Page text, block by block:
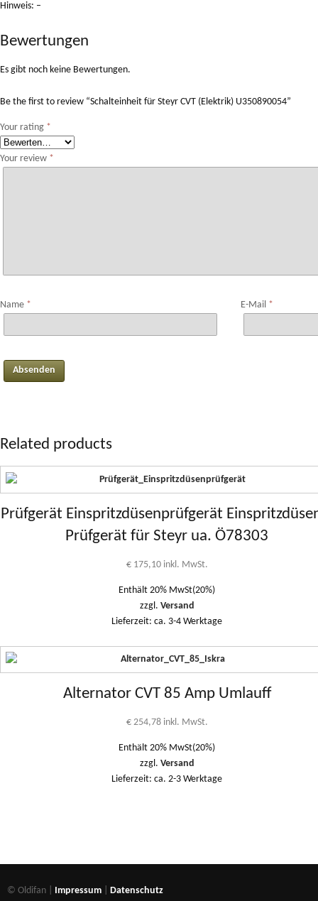
Hinweis: –
Bewertungen
Es gibt noch keine Bewertungen.
Be the first to review “Schalteinheit für Steyr CVT (Elektrik) U350890054”
Your rating *
Your review *
Name * E-Mail *
Related products
Prüfgerät Einspritzdüsenprüfgerät
Prüfgerät für Steyr ua. Ö78303
€175,10 inkl. MwSt.
Enthält 20% MwSt(20%)
zzgl. Versand
Lieferzeit: ca. 3-4 Werktage
Alternator CVT 85 Amp Umlauff
€254,78 inkl. MwSt.
Enthält 20% MwSt(20%)
zzgl. Versand
Lieferzeit: ca. 2-3 Werktage
© Oldifan | Impressum Datenschutz